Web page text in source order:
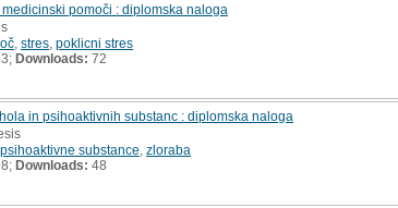
pomoči : diplomska naloga
stres poklicni stres
Downloads: 72
in psihoaktivnih substanc : diplomska naloga
psihoaktivne substance zloraba
Downloads: 48